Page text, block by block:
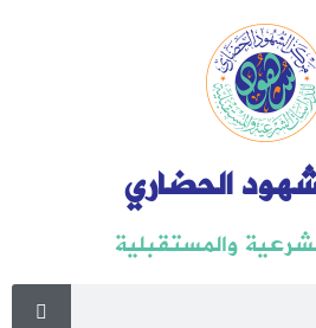
الحضاري
والمستقبلية